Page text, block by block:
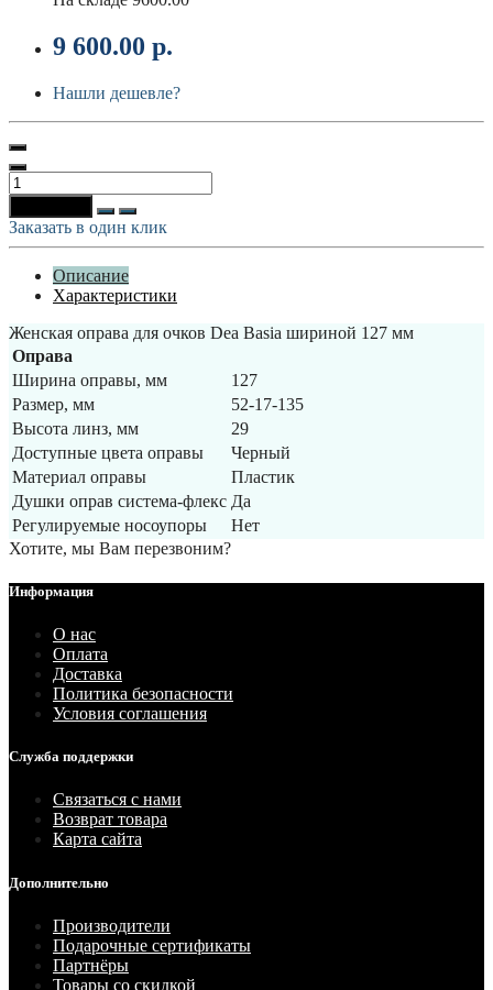
9 600.00 р.
Нашли дешевле?
Заказать в один клик
Описание
Характеристики
Женская оправа для очков Dea Basia шириной 127 мм
Оправа
Ширина оправы, мм
127
Размер, мм
52-17-135
Высота линз, мм
29
Доступные цвета оправы
Черный
Материал оправы
Пластик
Душки оправ система-флекс Да
Регулируемые носоупоры
Нет
Хотите, мы Вам перезвоним?
Информация
О нас
Оплата
Доставка
Политика безопасности
Условия соглашения
Служба поддержки
Связаться с нами
Возврат товара
Карта сайта
Дополнительно
Производители
Подарочные сертификаты
Партнёры
Товары со скидкой